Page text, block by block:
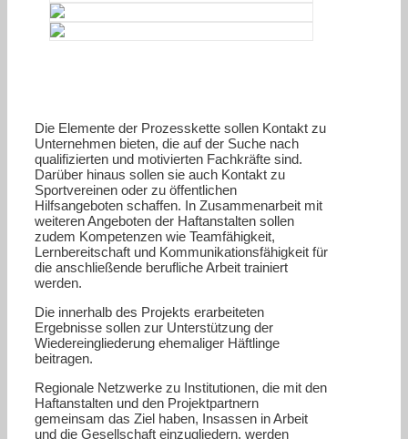
Die Elemente der Prozesskette sollen Kontakt zu
Unternehmen bieten, die auf der Suche nach
qualifizierten und motivierten Fachkräfte sind.
Darüber hinaus sollen sie auch Kontakt zu
Sportvereinen oder zu öffentlichen
Hilfsangeboten schaffen. In Zusammenarbeit mit
weiteren Angeboten der Haftanstalten sollen
zudem Kompetenzen wie Teamfähigkeit,
Lernbereitschaft und Kommunikationsfähigkeit für
die anschließende berufliche Arbeit trainiert
werden.
Die innerhalb des Projekts erarbeiteten
Ergebnisse sollen zur Unterstützung der
Wiedereingliederung ehemaliger Häftlinge
beitragen.
Regionale Netzwerke zu Institutionen, die mit den
Haftanstalten und den Projektpartnern
gemeinsam das Ziel haben, Insassen in Arbeit
und die Gesellschaft einzugliedern, werden